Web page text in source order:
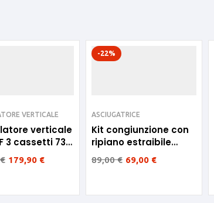
VERTICALE
verticale
3 cassetti 73L
€ 179,90 €
-22%
ASCIUGATRICE
Kit congiunzione con
ripiano estraibile
Meliconi
89,00€ 69,00 €